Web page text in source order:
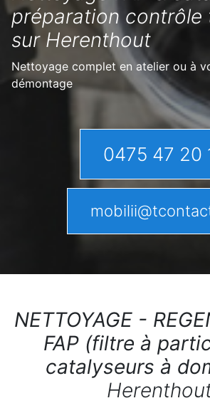
préparation contrôle
sur Herenthout
Nettoyage complet en atelier ou à
démontage
0475 47 20
NETTOYAGE -
FAP (filtre à
catalyseurs à